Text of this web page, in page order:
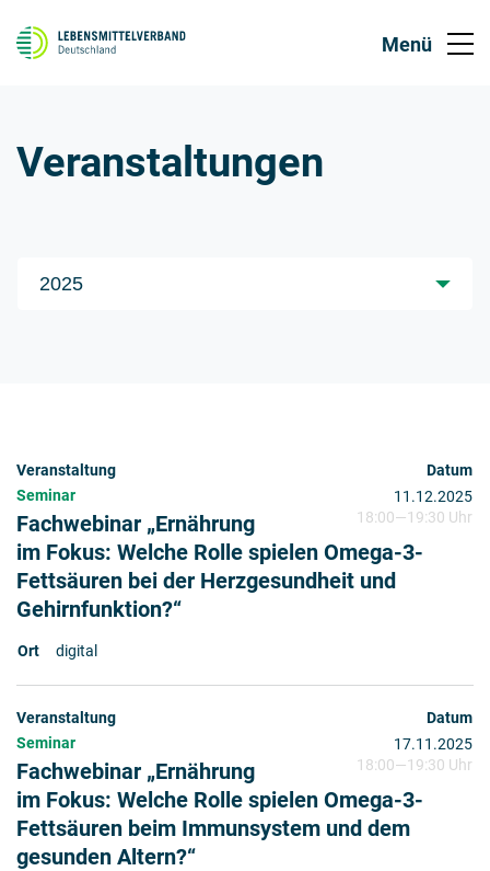
Veranstaltungen
11.12.2025
18:00—19:30 Uhr
Seminar
Fachwebinar „Ernährung
im Fokus: Welche Rolle spielen Omega-3-
Fettsäuren bei der Herzgesundheit und
Gehirnfunktion?“
digital
17.11.2025
18:00—19:30 Uhr
Seminar
Fachwebinar „Ernährung
im Fokus: Welche Rolle spielen Omega-3-
Fettsäuren beim Immunsystem und dem
gesunden Altern?“